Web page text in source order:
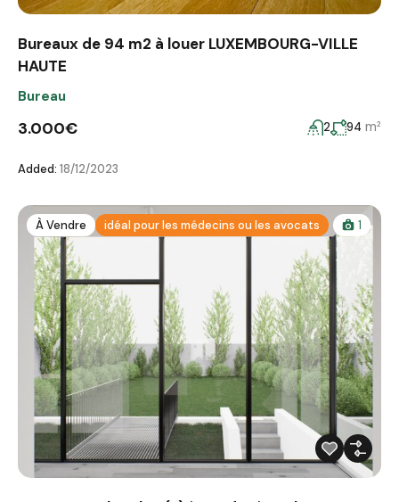
Bureaux de 94 m2 à louer LUXEMBOURG-VILLE
HAUTE
Bureau
3.000€ 2 94 m²
Added: 18/12/2023
À Vendre idéal pour les médecins ou les avocats 1